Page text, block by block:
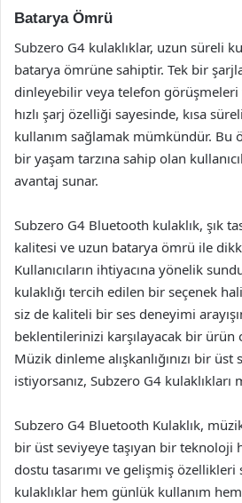
Batarya Ömrü
Subzero G4 kulaklıklar, uzun süreli
batarya ömrüne sahiptir. Tek bir
dinleyebilir veya telefon görüşmeleri
hızlı şarj özelliği sayesinde, kısa
kullanım sağlamak mümkündür. Bu
bir yaşam tarzına sahip olan
avantaj sunar.
Subzero G4 Bluetooth kulaklık, şık
kalitesi ve uzun batarya ömrü ile
Kullanıcıların ihtiyacına yönelik
kulaklığı tercih edilen bir seçenek
siz de kaliteli bir ses deneyimi
beklentilerinizi karşılayacak bir ürün
Müzik dinleme alışkanlığınızı bir üst
istiyorsanız, Subzero G4
Subzero G4 Bluetooth Kulaklık,
bir üst seviyeye taşıyan bir teknoloji
dostu tasarımı ve gelişmiş özellikleri
kulaklıklar hem günlük kullanım